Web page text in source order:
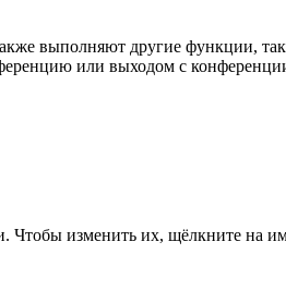
выполняют другие функции,
или выходом с
Чтобы изменить их, щёлкните на